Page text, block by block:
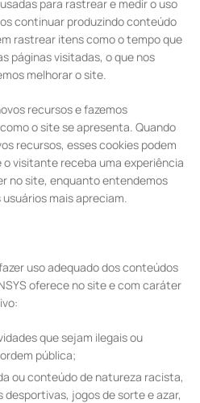
para rastrear e medir o uso
continuar produzindo conteúdo
rastrear itens como o tempo que
páginas visitadas, o que nos
melhorar o site.
recursos e fazemos
o site se apresenta. Quando
recursos, esses cookies podem
visitante receba uma experiência
no site, enquanto entendemos
mais apreciam.
uso adequado dos conteúdos
oferece no site e com caráter
que sejam ilegais ou
pública;
ou conteúdo de natureza racista,
jogos de sorte e azar,